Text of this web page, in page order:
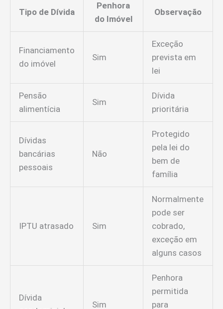
Tipo de Dívida
Penhora
do Imóvel
Observação
Financiamento
do imóvel
Sim
Exceção
prevista em
lei
Pensão
alimentícia
Sim
Dívida
prioritária
Dívidas
bancárias
pessoais
Não
Protegido
pela lei do
bem de
família
IPTU atrasado Sim
Normalmente
pode ser
cobrado,
exceção em
alguns casos
Dívida
Sim
Penhora
permitida
para